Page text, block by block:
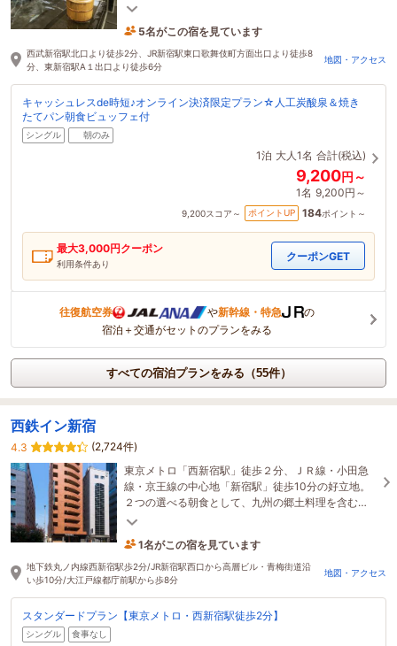
施錠され宿泊の方のみ入れるセキュリティを完備
5名がこの宿を見ています
2時間前に予約されました
西武新宿駅北口より徒歩2分、JR新宿駅東口歌舞伎町方面出口より徒歩8
分、東新宿駅A１出口より徒歩6分
地図・アクセス
キャッシュレスde時短♪オンライン決済限定プラン☆人工炭酸泉＆焼き
たてパン朝食ビュッフェ付
シングル 朝のみ
1泊 大人1名 合計(税込)
9,200円～
1名 9,200円～
9,200スコア～ ポイントUP 184ポイント～
最大3,000円クーポン
利用条件あり
クーポンGET
往復航空券 や新幹線・特急
の
宿泊＋交通がセットのプランをみる
すべての宿泊プランをみる（55件）
西鉄イン新宿
4.3
(2,724件)
東京メトロ「西新宿駅」徒歩２分、ＪＲ線・小田急
線・京王線の中心地「新宿駅」徒歩10分の好立地。
２つの選べる朝食として、九州の郷土料理を含む
「和食ブッフェ」とカフェの「モーニングセット」
1名がこの宿を見ています
11分前に予約されました
地下鉄丸ノ内線西新宿駅歩2分/JR新宿駅西口から高層ビル・青梅街道沿
い歩10分/大江戸線都庁前駅から歩8分
地図・アクセス
スタンダードプラン【東京メトロ・西新宿駅徒歩2分】
シングル 食事なし